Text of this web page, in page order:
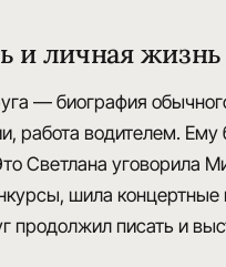
и личная жизнь
— биография
работа водителем. Ему
Светлана уговорила
шила
продолжил писать и